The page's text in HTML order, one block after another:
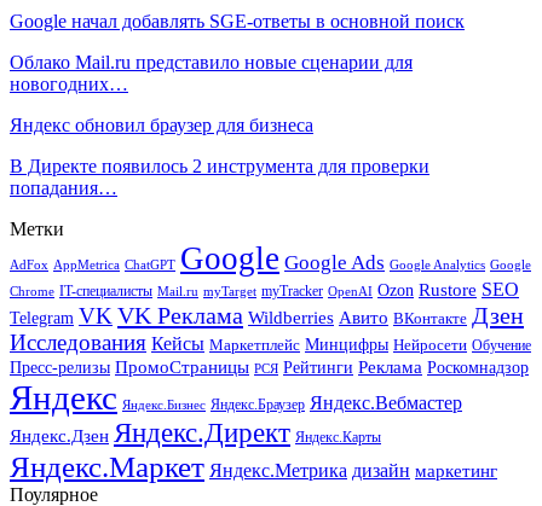
Google начал добавлять SGE-ответы в основной поиск
Облако Mail.ru представило новые сценарии для
новогодних…
Яндекс обновил браузер для бизнеса
В Директе появилось 2 инструмента для проверки
попадания…
Метки
AdFox AppMetrica ChatGPT Google Google Ads Google Analytics Google
Chrome IT-специалисты Mail.ru myTarget myTracker OpenAI Ozon Rustore SEO
Telegram VK VK Реклама Wildberries Авито ВКонтакте Дзен
Исследования Кейсы Маркетплейс Минцифры Нейросети Обучение
Пресс-релизы ПромоСтраницы РСЯ Рейтинги Реклама Роскомнадзор
Яндекс Яндекс.Бизнес Яндекс.Браузер Яндекс.Вебмастер
Яндекс.Дзен Яндекс.Директ Яндекс.Карты
Яндекс.Маркет Яндекс.Метрика дизайн маркетинг
Поулярное